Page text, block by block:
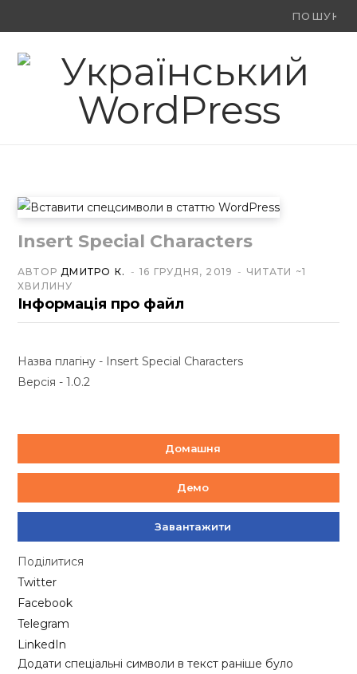
Ви
F X
(
)
Y
o
Insert Special Characters
АВТОРДМИТРО К. 16 ГРУДНЯ, 2019
ЧИТАТИ ~1
ХВИЛИНУ
Інформація про файл
Назва плагіну - Insert Special Characters
Версія - 1.0.2
Домашня
Демо
Завантажити
Поділитися
Twitter
Facebook
Telegram
LinkedIn
Додати спеціальні символи в текст раніше було